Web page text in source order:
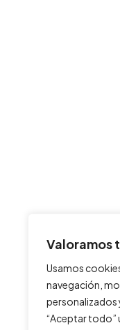
Valoramos
Usamos
navegación,
personalizados
“Aceptar todo”